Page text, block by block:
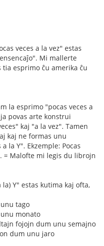
veces a la vez" estas
Mi mallerte
tia esprimo ĉu amerika ĉu
la esprimo "pocas veces a
povas arte konstrui
kaj "a la vez". Tamen
kaj ne formas unu
la Y". Ekzemple: Pocas
= Malofte mi legis du librojn
Y" estas kutima kaj ofta,
tago
monato
fojojn dum unu semajno
dum unu jaro